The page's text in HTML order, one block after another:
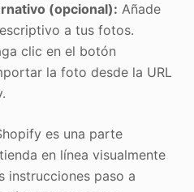
(opcional): Añade
a tus fotos.
clic en el botón
la foto desde la URL
es una parte
en línea visualmente
instrucciones paso a